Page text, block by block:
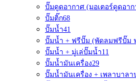
ปั๊มดูดอากาศ (มอเตอร์ดูดอาก
ปั๊มติ๊ก68
ปั๊มน้ำ41
ปั๊มน้ำ + ฟรีปั๊ม (พัดลมฟรีปั๊ม
ปั๊มน้ำ + มู่เล่ปั๊มน้ำ11
ปั๊มน้ำมันเครื่อง29
ปั๊มน้ำมันเครื่อง + เพลาบาล